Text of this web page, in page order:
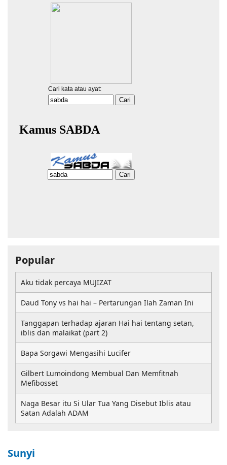
Sunyi
Popular
Aku tidak percaya MUJIZAT
Daud Tony vs hai hai – Pertarungan Ilah Zaman Ini
Tanggapan terhadap ajaran Hai hai tentang setan,
iblis dan malaikat (part 2)
Bapa Sorgawi Mengasihi Lucifer
Gilbert Lumoindong Membual Dan Memfitnah
Mefibosset
Naga Besar itu Si Ular Tua Yang Disebut Iblis atau
Satan Adalah ADAM